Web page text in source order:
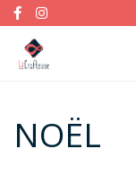
Skip to content
NOËL